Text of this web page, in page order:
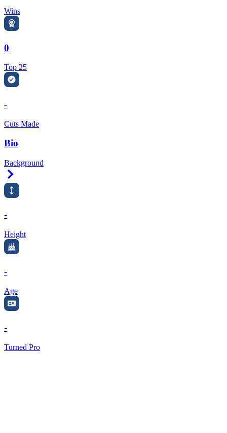
Wins
0
Top 25
-
Cuts Made
Bio
Background
-
Height
-
Age
-
Turned Pro